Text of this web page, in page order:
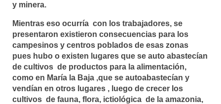
y minera.
Mientras eso ocurría con los trabajadores, se
presentaron existieron consecuencias para los
campesinos y centros poblados de esas zonas
pues hubo o existen lugares que se auto abastecían
de cultivos de productos para la alimentación,
como en María la Baja ,que se autoabastecían y
vendían en otros lugares , luego de crecer los
cultivos de fauna, flora, ictiológica de la amazonia,